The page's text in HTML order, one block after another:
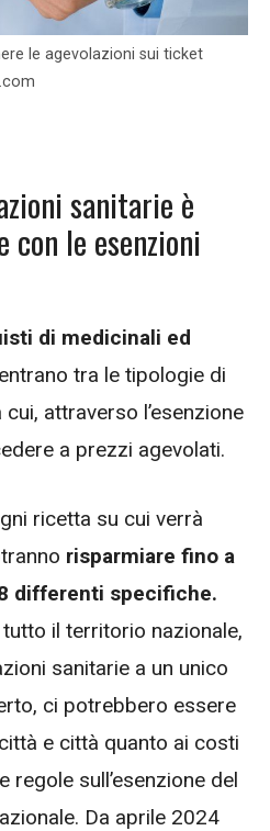
le agevolazioni sui ticket
sanitarie è
con le esenzioni
di medicinali ed
tra le tipologie di
attraverso l’esenzione
a prezzi agevolati.
ricetta su cui verrà
risparmiare fino a
differenti specifiche.
il territorio nazionale,
sanitarie a un unico
ci potrebbero essere
e città quanto ai costi
regole sull’esenzione del
Da aprile 2024